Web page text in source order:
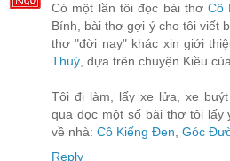
Có một lần tôi đọc bài thơCô
Bính, bài thơ gợi ý cho tôi viết
thơ "đời nay" khác xin giới
Thuý , dựa trên chuyện Kiều
Tôi đi làm, lấy xe lửa, xe
qua đọc một số bài thơ tôi
về nhà: Cô Kiếng Đen Góc
Reply